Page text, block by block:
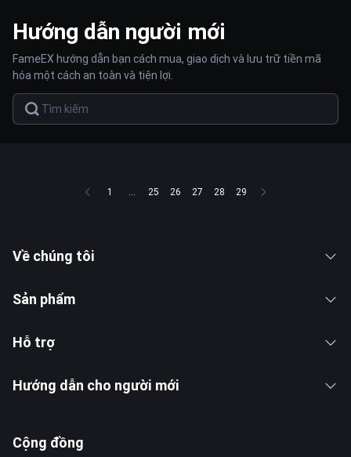
Hướng dẫn người mới
FameEX hướng dẫn bạn cách mua, giao dịch và lưu trữ tiền mã
hóa một cách an toàn và tiện lợi.
1 ... 25 26 27 28 29
Về chúng tôi
Sản phẩm
Hỗ trợ
Hướng dẫn cho người mới
Cộng đồng